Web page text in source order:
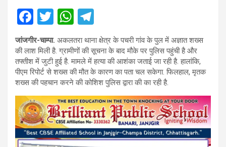
F
a
ce
b
o
o
k
T
wi
tt
er
W
h
at
s
A
p
p
el
e
gr
a
m
जांजगीर-चाम्पा. अकलतरा थाना क्षेत्र के पचरी गांव के पुल में अज्ञात शख्स
की लाश मिली है. ग्रामीणों की सूचना के बाद मौके पर पुलिस पहुंची है और
तफ्तीश में जुटी हुई है. मामले में हत्या की आशंका जताई जा रही है. हालांकि,
पीएम रिपोर्ट से शख्स की मौत के कारण का पता चल सकेगा. फिलहाल, मृतक
शख्स की पहचान करने की कोशिश पुलिस द्वारा की का रही है.